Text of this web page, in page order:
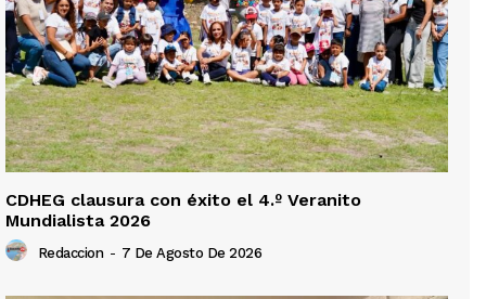
CDHEG clausura con éxito el 4.º Veranito
Mundialista 2026
Redaccion - 7 De Agosto De 2026